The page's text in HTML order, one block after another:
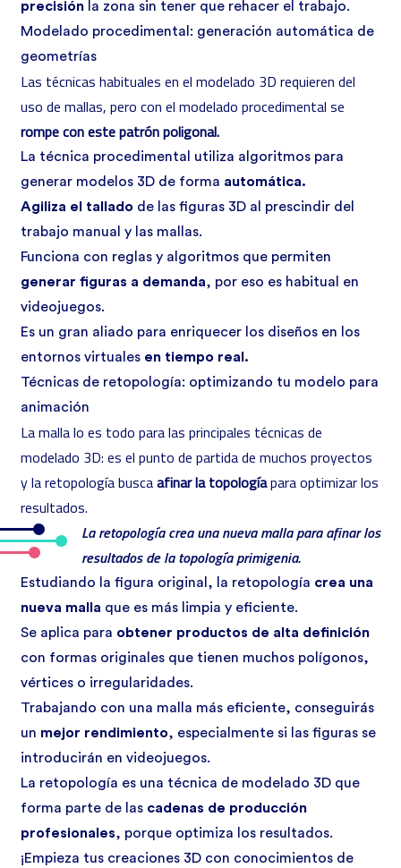
precisión la zona sin tener que rehacer el trabajo.
Modelado procedimental: generación automática de
geometrías
Las técnicas habituales en el modelado 3D requieren del
uso de mallas, pero con el modelado procedimental se
rompe con este patrón poligonal.
La técnica procedimental utiliza algoritmos para
generar modelos 3D de forma automática.
Agiliza el tallado de las figuras 3D al prescindir del
trabajo manual y las mallas.
Funciona con reglas y algoritmos que permiten
generar figuras a demanda, por eso es habitual en
videojuegos.
Es un gran aliado para enriquecer los diseños en los
entornos virtuales en tiempo real.
Técnicas de retopología: optimizando tu modelo para
animación
La malla lo es todo para las principales técnicas de
modelado 3D: es el punto de partida de muchos proyectos
y la retopología buscaafinar la topologíapara optimizar los
resultados.
La retopología crea una nueva malla para afinar los
resultados de la topología primigenia.
Estudiando la figura original, la retopología crea una
nueva malla que es más limpia y eficiente.
Se aplica para obtener productos de alta definición
con formas originales que tienen muchos polígonos,
vértices o irregularidades.
Trabajando con una malla más eficiente, conseguirás
un mejor rendimiento, especialmente si las figuras se
introducirán en videojuegos.
La retopología es una técnica de modelado 3D que
forma parte de las cadenas de producción
profesionales, porque optimiza los resultados.
¡Empieza tus creaciones 3D con conocimientos de